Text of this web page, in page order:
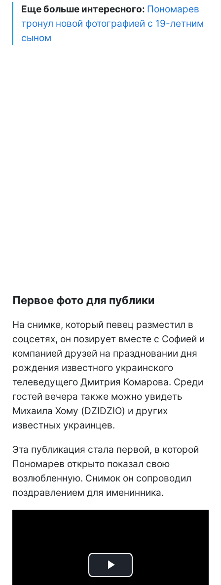
Еще больше интересного: Пономарев
тронул новой фотографией с 19-летним
сыном
Первое фото для публики
На снимке, который певец разместил в
соцсетях, он позирует вместе с Софией и
компанией друзей на праздновании дня
рождения известного украинского
телеведущего Дмитрия Комарова. Среди
гостей вечера также можно увидеть
Михаила Хому (DZIDZIO) и других
известных украинцев.
Эта публикация стала первой, в которой
Пономарев открыто показал свою
возлюбленную. Снимок он сопроводил
поздравлением для именинника.
Play